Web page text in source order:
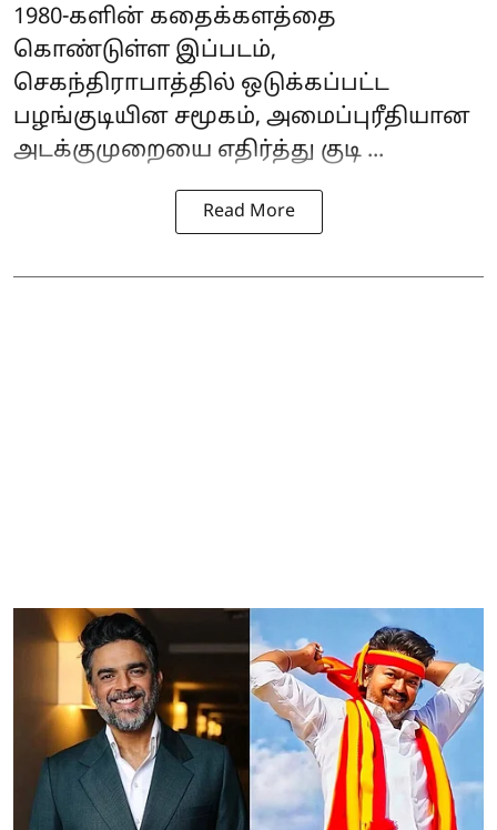
1980-களின் கதைக்களத்தை
கொண்டுள்ள இப்படம்,
செகந்திராபாத்தில் ஒடுக்கப்பட்ட
பழங்குடியின சமூகம், அமைப்புரீதியான
அடக்குமுறையை எதிர்த்து குடி ...
Read More